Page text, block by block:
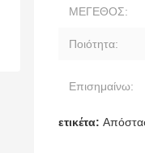
ΜΕΓΕΘΟΣ:
Ποιότητα:
Επισημαίνω:
ετικέτα: